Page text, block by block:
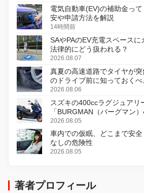
電気自動車(EV)の補助金っ
安や申請方法を解説
14時間前
SAやPAのEV充電スペースに
法律的にどう扱われる？
2026.08.07
真夏の高速道路でタイヤが
のドライブ前に知っておく
2026.08.06
スズキの400ccラグジュアリ
「BURGMAN（バーグマン
変更し、8月18日に発売
2026.08.05
車内での仮眠、どこまで安
なしの危険性
2026.08.05
著者プロフィール